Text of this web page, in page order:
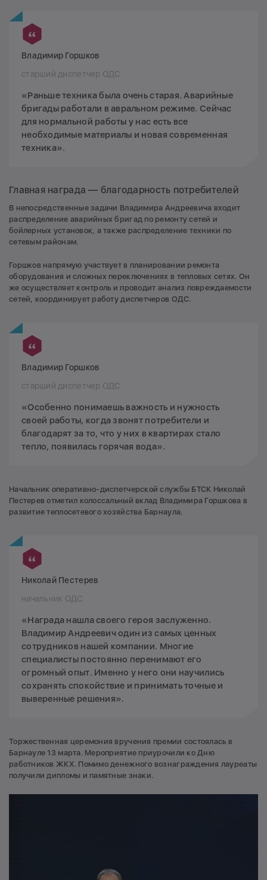
Владимир Горшков
старший диспетчер ОДС
«Раньше техника была очень старая. Аварийные
бригады работали в авральном режиме. Сейчас
для нормальной работы у нас есть все
необходимые материалы и новая современная
техника».
Главная награда — благодарность потребителей
В непосредственные задачи Владимира Андреевича входит
распределение аварийных бригад по ремонту сетей и
бойлерных установок, а также распределение техники по
сетевым районам.
Горшков напрямую участвует в планировании ремонта
оборудования и сложных переключениях в тепловых сетях. Он
же осуществляет контроль и проводит анализ повреждаемости
сетей, координирует работу диспетчеров ОДС.
Владимир Горшков
старший диспетчер ОДС
«Особенно понимаешь важность и нужность
своей работы, когда звонят потребители и
благодарят за то, что у них в квартирах стало
тепло, появилась горячая вода».
Начальник оперативно-диспетчерской службы БТСК Николай
Пестерев отметил колоссальный вклад Владимира Горшкова в
развитие теплосетевого хозяйства Барнаула.
Николай Пестерев
начальник ОДС
«Награда нашла своего героя заслуженно.
Владимир Андреевич один из самых ценных
сотрудников нашей компании. Многие
специалисты постоянно перенимают его
огромный опыт. Именно у него они научились
сохранять спокойствие и принимать точные и
выверенные решения».
Торжественная церемония вручения премии состоялась в
Барнауле 13 марта. Мероприятие приурочили ко Дню
работников ЖКХ. Помимо денежного вознаграждения лауреаты
получили дипломы и памятные знаки.